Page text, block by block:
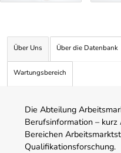
Über Uns Über die Datenbank
Wartungsbereich
Die Abteilung
Berufsinformation –
Bereichen
Qualifikationsforschung.